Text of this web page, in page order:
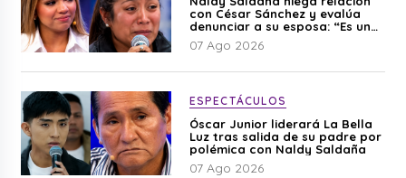
con César Sánchez y evalúa
denunciar a su esposa: “Es una
difamación”
07 Ago 2026
ESPECTÁCULOS
Óscar Junior liderará La Bella
Luz tras salida de su padre por
polémica con Naldy Saldaña
07 Ago 2026